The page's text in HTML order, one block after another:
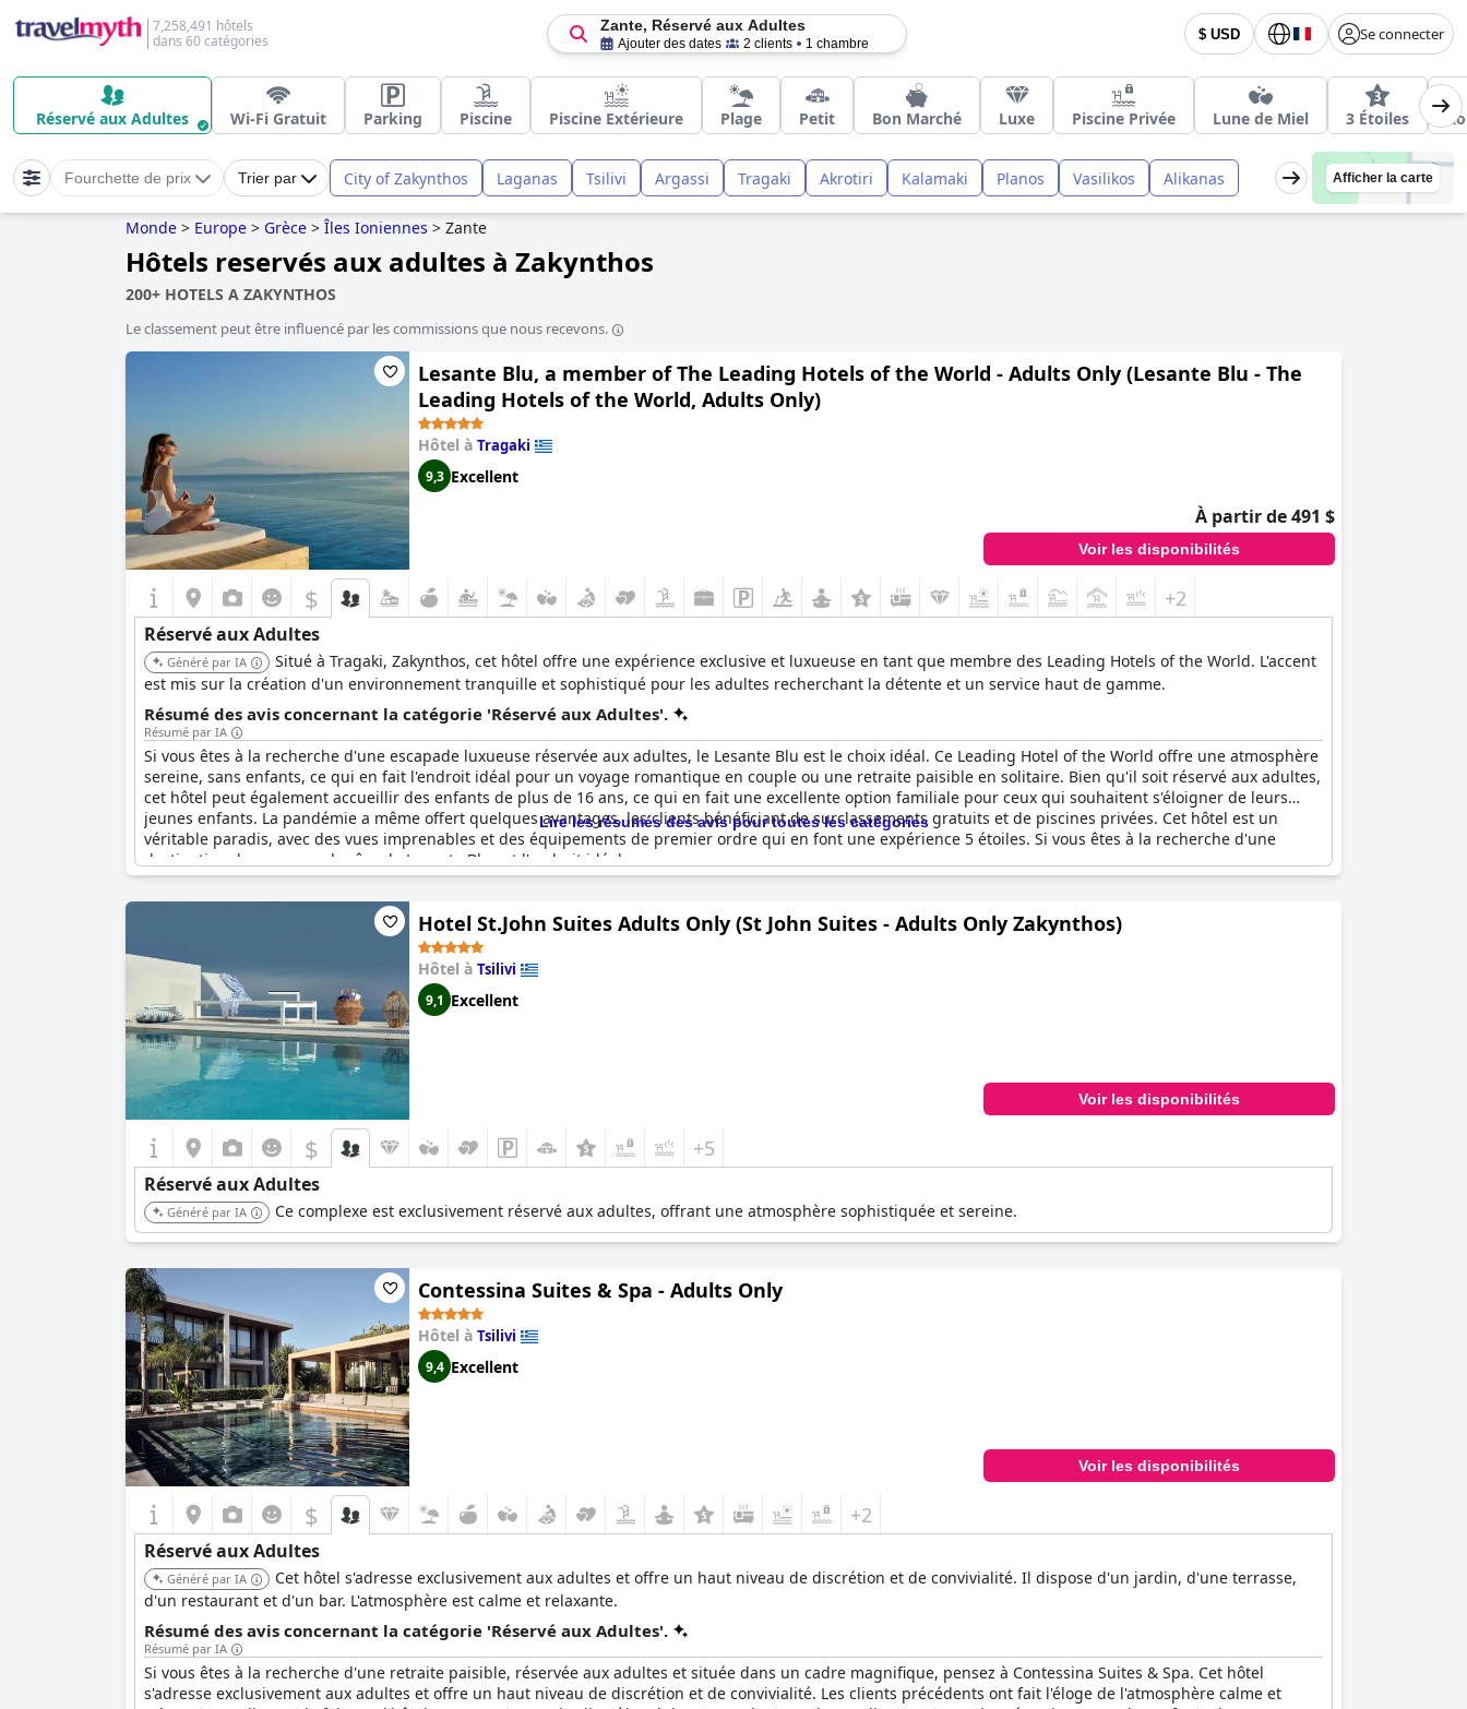
7,258,491 hôtels
dans 60 catégories
$ USD Se connecter
Zante, Réservé aux Adultes
Ajouter des dates 2 clients 1 chambre
Réservé aux Adultes Wi-Fi Gratuit Parking Piscine Piscine Extérieure Plage Petit Bon Marché Luxe Piscine Privée Lune de Miel 3 Étoiles
Fourchette de prix Trier par City of Zakynthos Laganas Tsilivi Argassi Tragaki Akrotiri Kalamaki Planos Vasilikos Alikanas Afficher la carte
Monde > Europe > Grèce > Îles Ioniennes > Zante
Hôtels reservés aux adultes à Zakynthos
200+ HOTELS A ZAKYNTHOS
Le classement peut être influencé par les commissions que nous recevons.
Lesante Blu, a member of The Leading Hotels of the World - Adults Only (Lesante Blu - The
Leading Hotels of the World, Adults Only)
Hôtel à Tragaki
9,3 Excellent
À partir de 491 $
Voir les disponibilités
$ +2
Réservé aux Adultes
Généré par IA
Situé à Tragaki, Zakynthos, cet hôtel offre une expérience exclusive et luxueuse en tant que membre des Leading Hotels of the World. L'accent
est mis sur la création d'un environnement tranquille et sophistiqué pour les adultes recherchant la détente et un service haut de gamme.
Résumé des avis concernant la catégorie 'Réservé aux Adultes'.
Résumé par IA
Si vous êtes à la recherche d'une escapade luxueuse réservée aux adultes, le Lesante Blu est le choix idéal. Ce Leading Hotel of the World offre une atmosphère
sereine, sans enfants, ce qui en fait l'endroit idéal pour un voyage romantique en couple ou une retraite paisible en solitaire. Bien qu'il soit réservé aux adultes,
cet hôtel peut également accueillir des enfants de plus de 16 ans, ce qui en fait une excellente option familiale pour ceux qui souhaitent s'éloigner de leurs
jeunes enfants. La pandémie a même offert quelques avantages, les clients bénéficiant de surclassements gratuits et de piscines privées. Cet hôtel est un
véritable paradis, avec des vues imprenables et des équipements de premier ordre qui en font une expérience 5 étoiles. Si vous êtes à la recherche d'une
destination de vacances de rêve, le Lesante Blu est l'endroit idéal.
Lire les résumés des avis pour toutes les catégories
Hotel St.John Suites Adults Only (St John Suites - Adults Only Zakynthos)
Hôtel à Tsilivi
9,1 Excellent
Voir les disponibilités
$ +5
Réservé aux Adultes
Généré par IA Ce complexe est exclusivement réservé aux adultes, offrant une atmosphère sophistiquée et sereine.
Contessina Suites & Spa - Adults Only
Hôtel à Tsilivi
9,4 Excellent
Voir les disponibilités
$ +2
Réservé aux Adultes
Généré par IA
Cet hôtel s'adresse exclusivement aux adultes et offre un haut niveau de discrétion et de convivialité. Il dispose d'un jardin, d'une terrasse,
d'un restaurant et d'un bar. L'atmosphère est calme et relaxante.
Résumé des avis concernant la catégorie 'Réservé aux Adultes'.
Résumé par IA
Si vous êtes à la recherche d'une retraite paisible, réservée aux adultes et située dans un cadre magnifique, pensez à Contessina Suites & Spa. Cet hôtel
s'adresse exclusivement aux adultes et offre un haut niveau de discrétion et de convivialité. Les clients précédents ont fait l'éloge de l'atmosphère calme et